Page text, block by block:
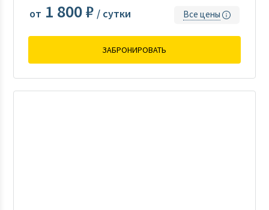
от 1 800 ₽ / сутки Все цены
ЗАБРОНИРОВАТЬ